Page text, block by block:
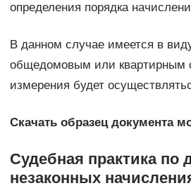
определения порядка
В данном случае имеется в
общедомовым или квартирным
измерения будет
Скачать образец документа
Судебная практика по
незаконных